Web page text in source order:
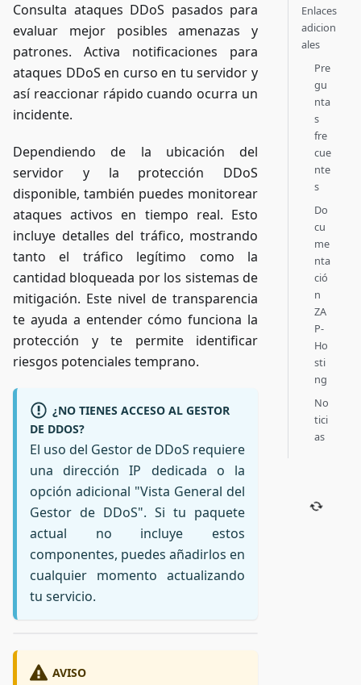
Consulta ataques DDoS pasados para
evaluar mejor posibles amenazas y
patrones. Activa notificaciones para
ataques DDoS en curso en tu servidor y
así reaccionar rápido cuando ocurra un
incidente.
Dependiendo de la ubicación del
servidor y la protección DDoS
disponible, también puedes monitorear
ataques activos en tiempo real. Esto
incluye detalles del tráfico, mostrando
tanto el tráfico legítimo como la
cantidad bloqueada por los sistemas de
mitigación. Este nivel de transparencia
te ayuda a entender cómo funciona la
protección y te permite identificar
riesgos potenciales temprano.
¿NO TIENES ACCESO AL GESTOR
DE DDOS?
El uso del Gestor de DDoS requiere
una dirección IP dedicada o la
opción adicional "Vista General del
Gestor de DDoS". Si tu paquete
actual no incluye estos
componentes, puedes añadirlos en
cualquier momento actualizando
tu servicio.
AVISO
Enlaces
adicion
ales
Pre
gu
nta
s
fre
cue
nte
s
Do
cu
me
nta
ció
n
ZA
P-
Ho
sti
ng
No
tici
as